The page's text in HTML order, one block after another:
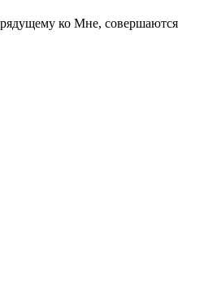
ко Мне, совершаются